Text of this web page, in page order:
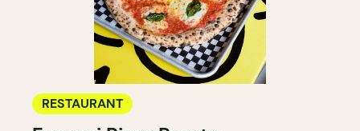
RESTAURANT